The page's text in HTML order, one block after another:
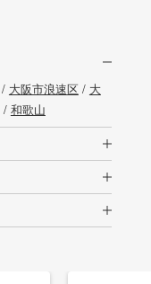
/ 大阪市浪速区 / 大
/ 和歌山